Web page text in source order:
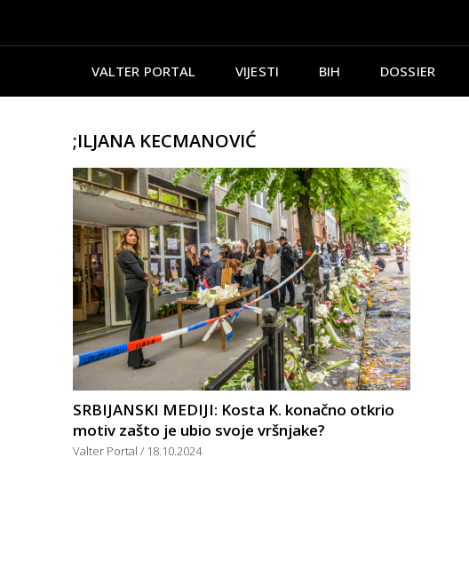
VALTER PORTAL VIJESTI BIH DOSSIER
;ILJANA KECMANOVIĆ
SRBIJANSKI MEDIJI: Kosta K. konačno otkrio
motiv zašto je ubio svoje vršnjake?
Valter Portal 18.10.2024